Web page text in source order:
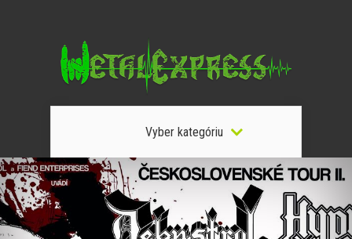
Vyber kategóriu